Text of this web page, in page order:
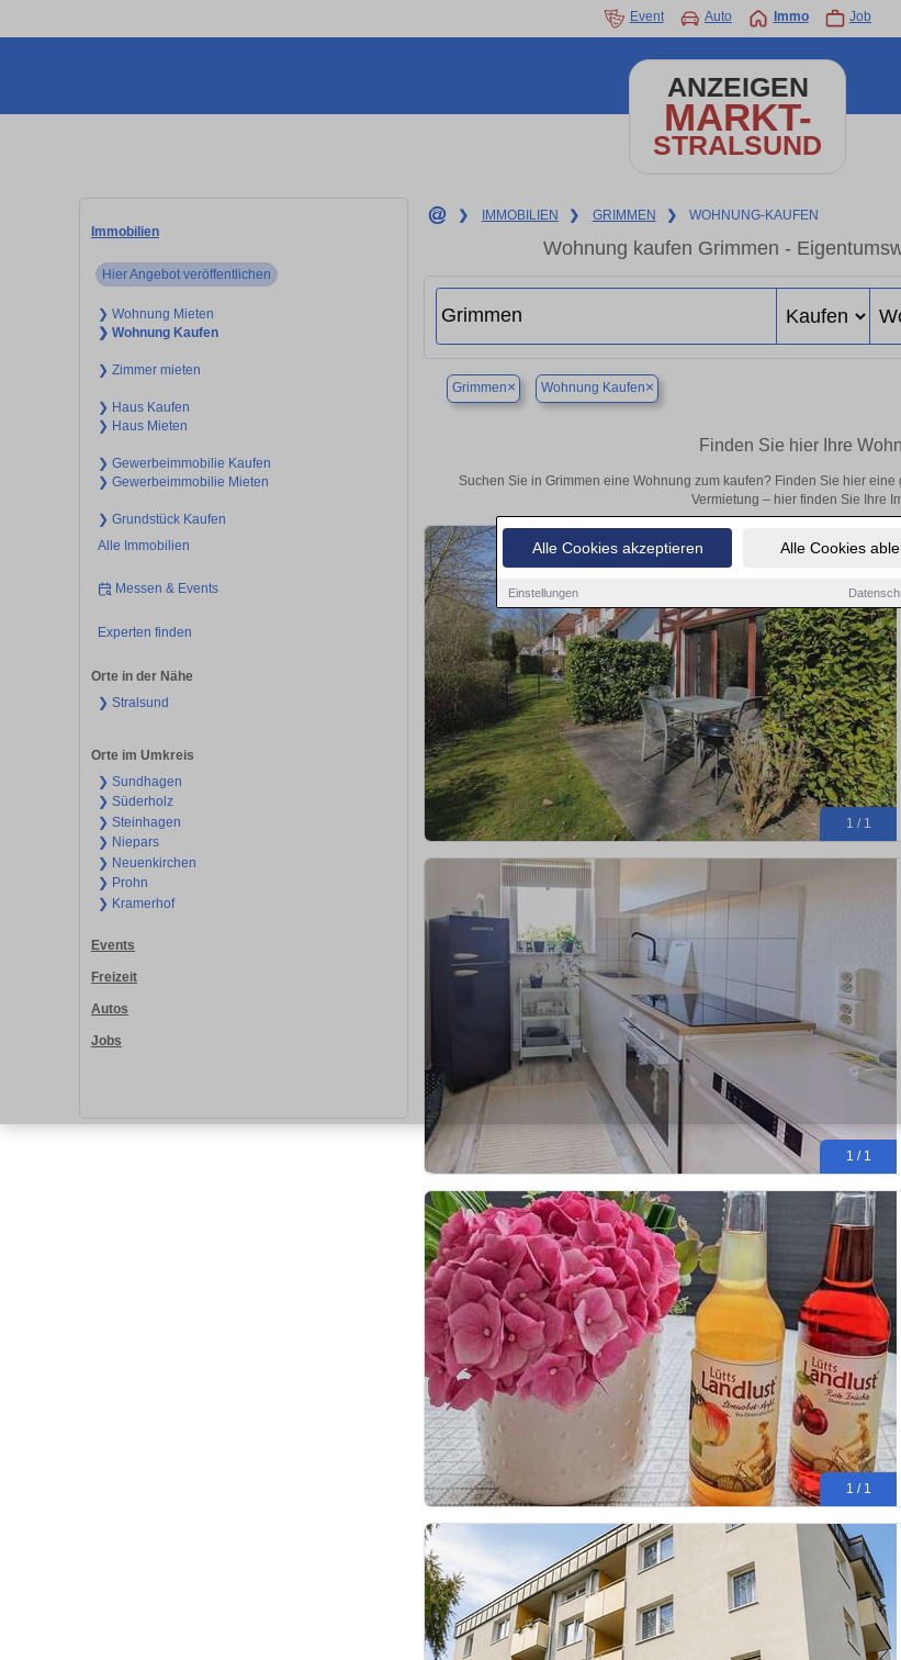
Alle Cookies akzeptieren Alle Cookies
Einstellungen
Event Auto Immo Job
ANZEIGEN
MARKT-
STRALSUND
Immobilien
Hier Angebot veröffentlichen
❯ Wohnung Mieten
❯ Wohnung Kaufen
❯ Zimmer mieten
❯ Haus Kaufen
❯ Haus Mieten
❯ Gewerbeimmobilie Kaufen
❯ Gewerbeimmobilie Mieten
❯ Grundstück Kaufen
Alle Immobilien
Messen & Events
Experten finden
Orte in der Nähe
❯ Stralsund
Orte im Umkreis
❯ Sundhagen
❯ Süderholz
❯ Steinhagen
❯ Niepars
❯ Neuenkirchen
❯ Prohn
❯ Kramerhof
Events
Freizeit
Autos
Jobs
❯ IMMOBILIEN ❯ GRIMMEN ❯ WOHNUNG-KAUFEN
Wohnung kaufen Grimmen -
Grimmen× Wohnung Kaufen×
Finden Sie hier Ihre
Suchen Sie in Grimmen eine Wohnung zum kaufen? Finden Sie hier
Vermietung – hier finden Sie Ihre
1 / 1
1 / 1
1 / 1